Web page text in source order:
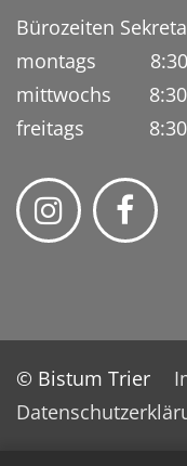
Bürozeiten
montags 8:30
mittwochs 8:30
freitags 8:30
© Bistum Trier